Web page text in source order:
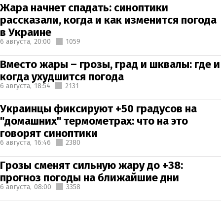
Жара начнет спадать: синоптики
рассказали, когда и как изменится погода
в Украине
6 августа, 20:00 1059
Вместо жары – грозы, град и шквалы: где и
когда ухудшится погода
6 августа, 18:54 2131
Украинцы фиксируют +50 градусов на
"домашних" термометрах: что на это
говорят синоптики
6 августа, 16:46 2380
Грозы сменят сильную жару до +38:
прогноз погоды на ближайшие дни
6 августа, 08:00 3358